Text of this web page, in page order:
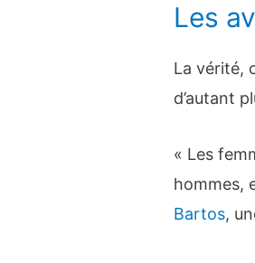
Les
La vérité,
d’autant
« Les
hommes,
Bartos,